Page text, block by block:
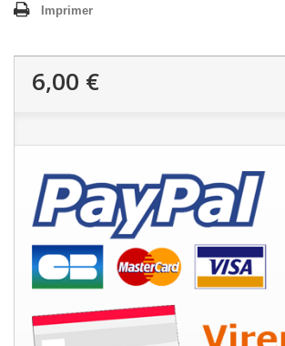
Imprimer
6,00 €